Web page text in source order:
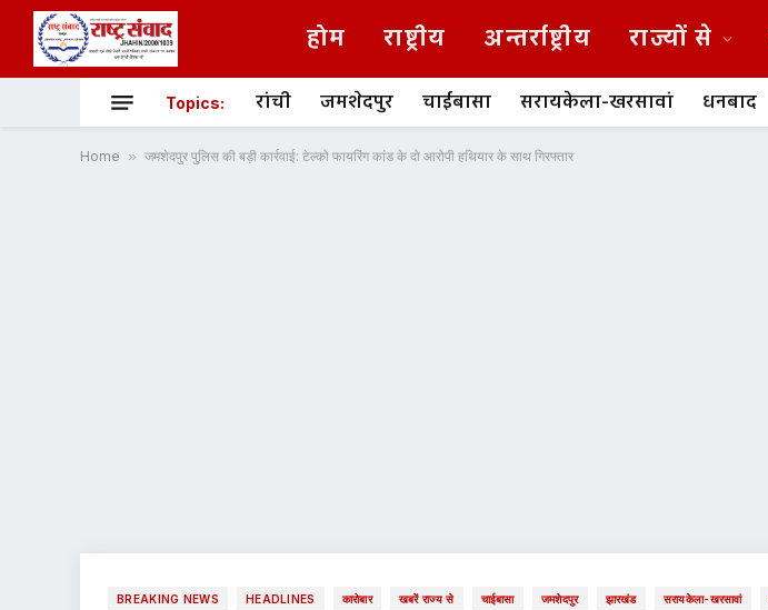
होम राष्ट्रीय अन्तर्राष्ट्रीय राज्यों से
Topics: रांची जमशेदपुर चाईबासा सरायकेला-खरसावां धनबाद
Home » जमशेदपुर पुलिस की बड़ी कार्रवाई: टेल्को फायरिंग कांड के दो आरोपी हथियार के साथ गिरफ्तार
BREAKING NEWS HEADLINES कारोबार खबरें राज्य से चाईबासा जमशेदपुर झारखंड सरायकेला-खरसावां